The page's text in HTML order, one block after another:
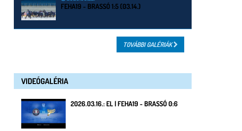
FEHA19 - BRASSÓ 1:5 (03.14.)
TOVÁBBI GALÉRIÁK
VIDEÓGALÉRIA
2026.03.16.: EL | FEHA19 - BRASSÓ 0:6